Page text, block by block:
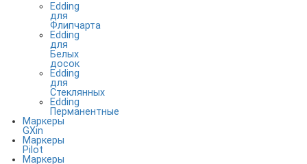
Edding
для
Флипчарта
Edding
для
Белых
досок
Edding
для
Стеклянных
Edding
Перманентные
Маркеры
GXin
Маркеры
Pilot
Маркеры